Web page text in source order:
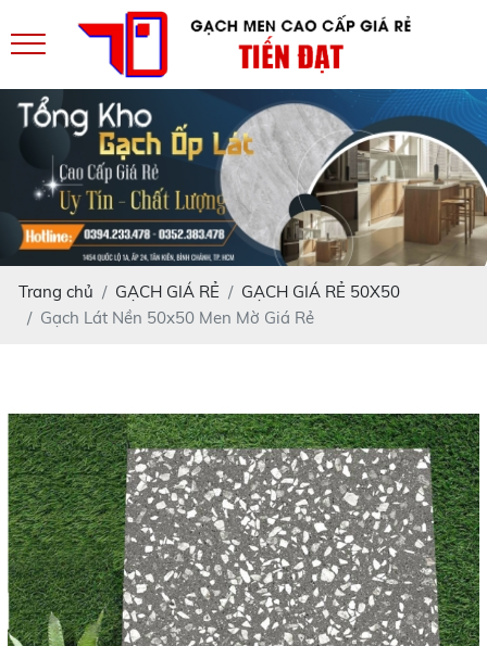
Trang chủ GẠCH GIÁ RẺ
GẠCH GIÁ RẺ 50X50
Gạch Lát Nền 50x50 Men Mờ Giá Rẻ